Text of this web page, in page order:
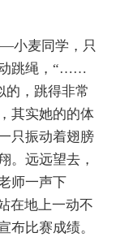
小麦同学，只
动跳绳，“……
，跳得非常
其实她的的体
只振动着翅膀
。远远望去，
师一声下
地上一动不
布比赛成绩。